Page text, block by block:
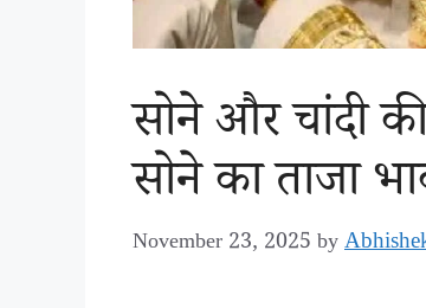
सोने और चांदी
सोने का ताजा
November 23, 2025 by